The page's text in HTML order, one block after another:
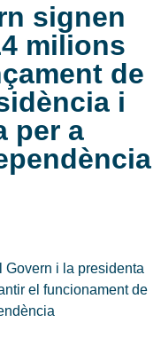
signen
milions
de
i
per a
Govern i la presidenta
el funcionament de